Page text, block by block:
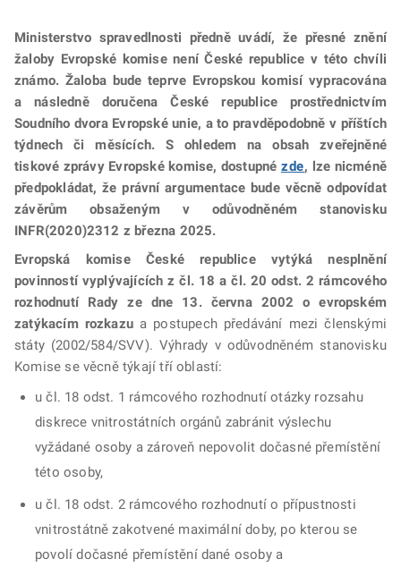
Ministerstvo spravedlnosti předně uvádí, že přesné znění
žaloby Evropské komise není České republice v této chvíli
známo. Žaloba bude teprve Evropskou komisí vypracována
a následně doručena České republice prostřednictvím
Soudního dvora Evropské unie, a to pravděpodobně v příštích
týdnech či měsících. S ohledem na obsah zveřejněné
tiskové zprávy Evropské komise, dostupné zde, lze nicméně
předpokládat, že právní argumentace bude věcně odpovídat
závěrům obsaženým v odůvodněném stanovisku
INFR(2020)2312 z března 2025.
Evropská komise České republice vytýká nesplnění
povinností vyplývajících z čl. 18 a čl. 20 odst. 2 rámcového
rozhodnutí Rady ze dne 13. června 2002 o evropském
zatýkacím rozkazu a postupech předávání mezi členskými
státy (2002/584/SVV). Výhrady v odůvodněném stanovisku
Komise se věcně týkají tří oblastí:
u čl. 18 odst. 1 rámcového rozhodnutí otázky rozsahu
diskrece vnitrostátních orgánů zabránit výslechu
vyžádané osoby a zároveň nepovolit dočasné přemístění
této osoby,
u čl. 18 odst. 2 rámcového rozhodnutí o přípustnosti
vnitrostátně zakotvené maximální doby, po kterou se
povolí dočasné přemístění dané osoby a